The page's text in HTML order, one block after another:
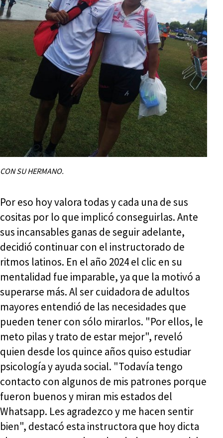
CON SU HERMANO.
Por eso hoy valora todas y cada una de sus
cositas por lo que implicó conseguirlas. Ante
sus incansables ganas de seguir adelante,
decidió continuar con el instructorado de
ritmos latinos. En el año 2024 el clic en su
mentalidad fue imparable, ya que la motivó a
superarse más. Al ser cuidadora de adultos
mayores entendió de las necesidades que
pueden tener con sólo mirarlos. "Por ellos, le
meto pilas y trato de estar mejor", reveló
quien desde los quince años quiso estudiar
psicología y ayuda social. "Todavía tengo
contacto con algunos de mis patrones porque
fueron buenos y miran mis estados del
Whatsapp. Les agradezco y me hacen sentir
bien", destacó esta instructora que hoy dicta